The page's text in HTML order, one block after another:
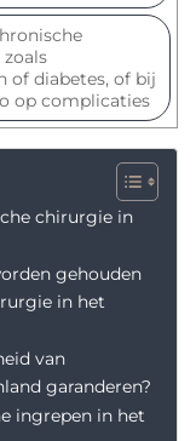
of diabetes, of bij
op complicaties
chirurgie in
gehouden
in het
van
garanderen?
ingrepen in het